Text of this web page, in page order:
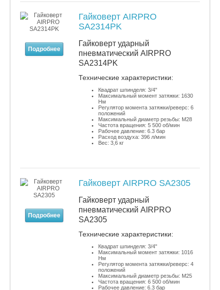
Подробнее
Гайковерт AIRPRO
SA2314PK
Гайковерт ударный
пневматический AIRPRO
SA2314PK
​Технические характеристики:
Квадрат шпинделя: 3/4"
Максимальный момент затяжки: 1630
Нм
Регулятор момента затяжки/реверс: 6
положений
Максимальный диаметр резьбы: М28
Частота вращения: 5 500 об/мин
Рабочее давление: 6.3 бар
Расход воздуха: 396 л/мин
Вес: 3,6 кг
Подробнее
Гайковерт AIRPRO SA2305
Гайковерт ударный
пневматический AIRPRO
SA2305
​Технические характеристики:
Квадрат шпинделя: 3/4"
Максимальный момент затяжки: 1016
Нм
Регулятор момента затяжки/реверс: 4
положений
Максимальный диаметр резьбы: М25
Частота вращения: 6 500 об/мин
Рабочее давление: 6.3 бар